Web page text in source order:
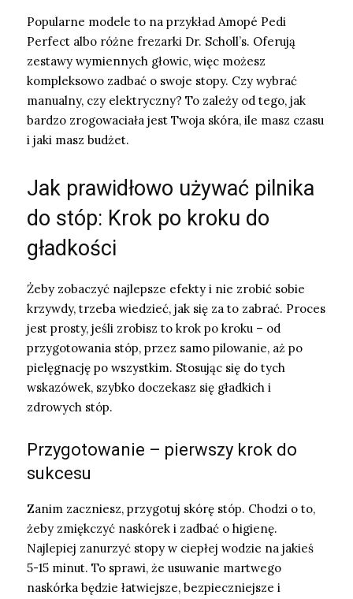
Popularne modele to na przykład Amopé Pedi
Perfect albo różne frezarki Dr. Scholl’s. Oferują
zestawy wymiennych głowic, więc możesz
kompleksowo zadbać o swoje stopy. Czy wybrać
manualny, czy elektryczny? To zależy od tego, jak
bardzo zrogowaciała jest Twoja skóra, ile masz czasu
i jaki masz budżet.
Jak prawidłowo używać pilnika
do stóp: Krok po kroku do
gładkości
Żeby zobaczyć najlepsze efekty i nie zrobić sobie
krzywdy, trzeba wiedzieć, jak się za to zabrać. Proces
jest prosty, jeśli zrobisz to krok po kroku – od
przygotowania stóp, przez samo pilowanie, aż po
pielęgnację po wszystkim. Stosując się do tych
wskazówek, szybko doczekasz się gładkich i
zdrowych stóp.
Przygotowanie – pierwszy krok do
sukcesu
Zanim zaczniesz, przygotuj skórę stóp. Chodzi o to,
żeby zmiękczyć naskórek i zadbać o higienę.
Najlepiej zanurzyć stopy w ciepłej wodzie na jakieś
5-15 minut. To sprawi, że usuwanie martwego
naskórka będzie łatwiejsze, bezpieczniejsze i